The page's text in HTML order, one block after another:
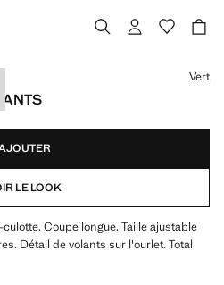
Vert
LE LOOK
Coupe longue. Taille ajustable
Détail de volants sur l'ourlet. Total